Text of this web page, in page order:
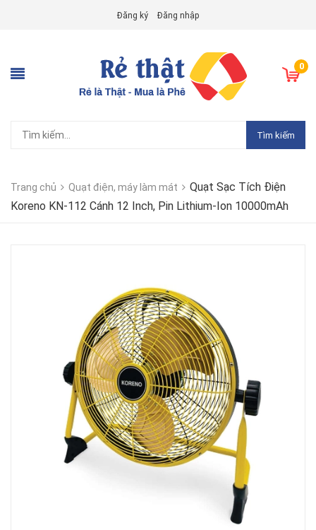
Đăng ký Đăng nhập
0
Tìm kiếm
Trang chủ Quạt điện, máy làm mát
Quạt Sạc Tích Điện
Koreno KN-112 Cánh 12 Inch, Pin Lithium-Ion 10000mAh